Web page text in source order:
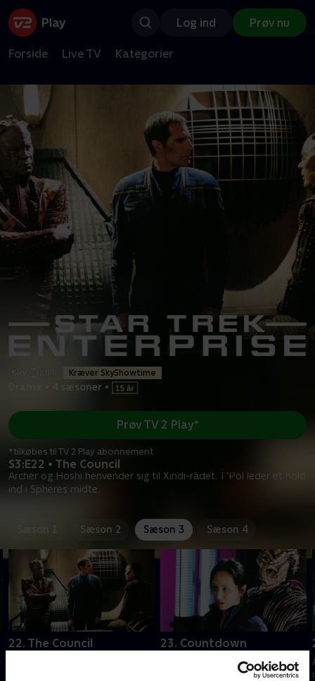
Log ind Prøv nu
Forside Live TV Kategorier
Kræver SkyShowtime
4 sæsoner •
S3:E22 • The Council
Archer og Hoshi henvender sig til Xindi-rådet. T'Pol leder et hold
ind i Spheres midte.
Prøv TV 2 Play*
*tilkøbes til TV 2 Play abonnement
Sæson 1 Sæson 2 Sæson 3 Sæson 4
22. The Council 23. Countdown
Enterprise-besætningen
forsøger at stoppe armeringen